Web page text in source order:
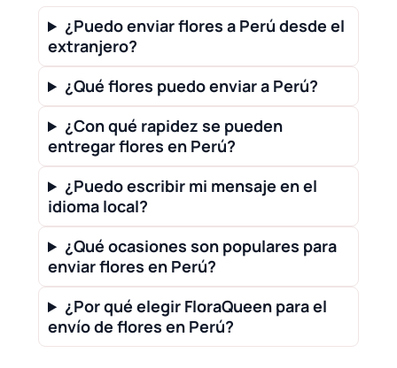
¿Puedo enviar flores a Perú desde el
extranjero?
¿Qué flores puedo enviar a Perú?
¿Con qué rapidez se pueden
entregar flores en Perú?
¿Puedo escribir mi mensaje en el
idioma local?
¿Qué ocasiones son populares para
enviar flores en Perú?
¿Por qué elegir FloraQueen para el
envío de flores en Perú?